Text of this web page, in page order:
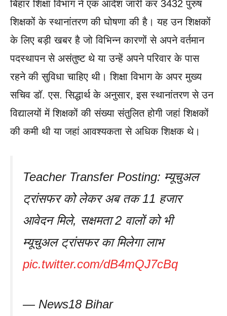
बिहार शिक्षा विभाग ने एक आदेश जारी कर 3432 पुरुष
शिक्षकों के स्थानांतरण की घोषणा की है। यह उन शिक्षकों
के लिए बड़ी खबर है जो विभिन्न कारणों से अपने वर्तमान
पदस्थापन से असंतुष्ट थे या उन्हें अपने परिवार के पास
रहने की सुविधा चाहिए थी। शिक्षा विभाग के अपर मुख्य
सचिव डॉ. एस. सिद्धार्थ के अनुसार, इस स्थानांतरण से उन
विद्यालयों में शिक्षकों की संख्या संतुलित होगी जहां शिक्षकों
की कमी थी या जहां आवश्यकता से अधिक शिक्षक थे।
Teacher Transfer Posting: म्यूचुअल
ट्रांसफर को लेकर अब तक 11 हजार
आवेदन मिले, सक्षमता 2 वालों को भी
म्यूचुअल ट्रांसफर का मिलेगा लाभ
pic.twitter.com/dB4mQJ7cBq
— News18 Bihar